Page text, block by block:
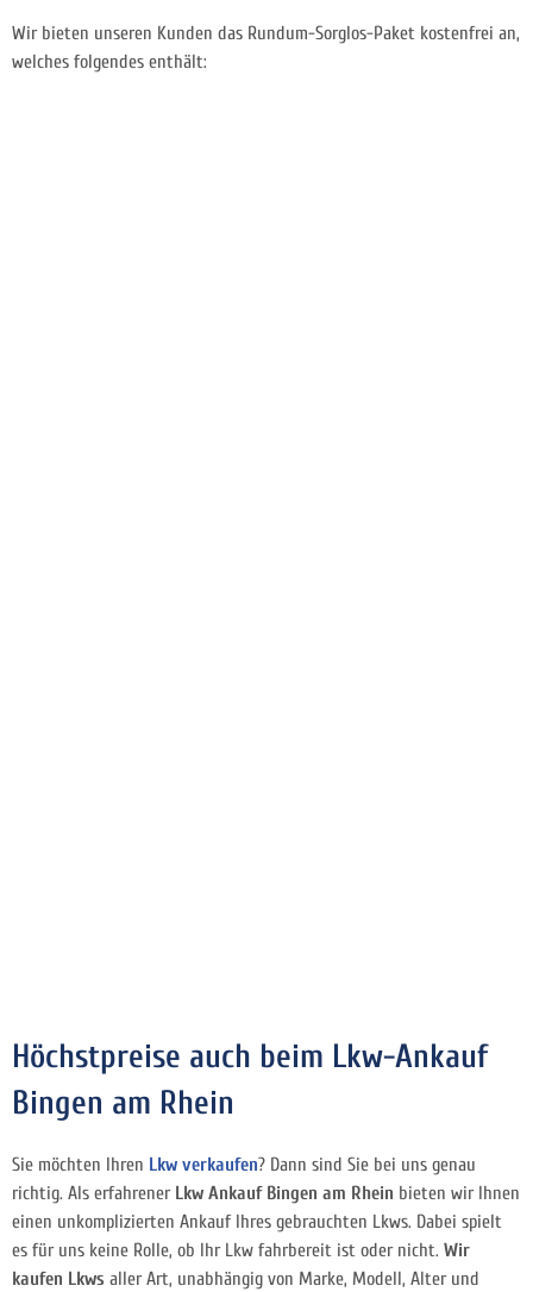
Wir bieten unseren Kunden das Rundum-Sorglos-Paket kostenfrei an,
welches folgendes enthält:
Höchstpreise auch beim Lkw-Ankauf
Bingen am Rhein
Sie möchten Ihren Lkw verkaufen? Dann sind Sie bei uns genau
richtig. Als erfahrener Lkw Ankauf Bingen am Rhein bieten wir Ihnen
einen unkomplizierten Ankauf Ihres gebrauchten Lkws. Dabei spielt
es für uns keine Rolle, ob Ihr Lkw fahrbereit ist oder nicht. Wir
kaufen Lkws aller Art, unabhängig von Marke, Modell, Alter und